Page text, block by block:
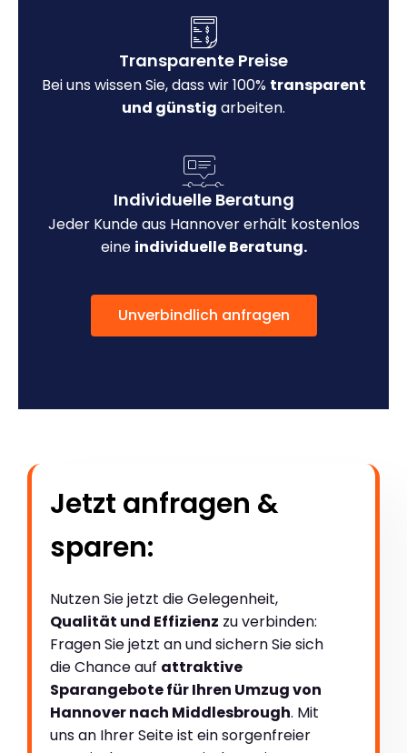
Transparente Preise
Bei uns wissen Sie, dass wir 100% transparent
und günstig arbeiten.
Individuelle Beratung
Jeder Kunde aus Hannover erhält kostenlos
eine individuelle Beratung.
Unverbindlich anfragen
Jetzt anfragen &
sparen:
Nutzen Sie jetzt die Gelegenheit,
Qualität und Effizienz zu verbinden:
Fragen Sie jetzt an und sichern Sie sich
die Chance auf attraktive
Sparangebote für Ihren Umzug von
Hannover nach Middlesbrough. Mit
uns an Ihrer Seite ist ein sorgenfreier